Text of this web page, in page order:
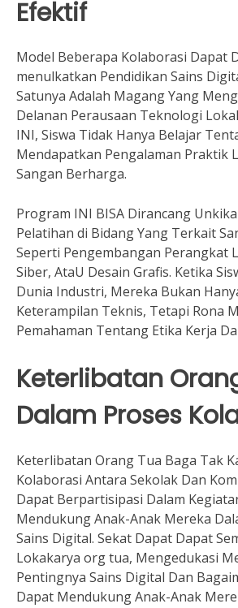
Efektif
Model Beberapa Kolaborasi Dapat
menulkatkan Pendidikan Sains
Satunya Adalah Magang Yang
Delanan Perausaan Teknologi
INI, Siswa Tidak Hanya Belajar
Mendapatkan Pengalaman Praktik
Sangan Berharga.
Program INI BISA Dirancang
Pelatihan di Bidang Yang Terkait
Seperti Pengembangan Perangkat
Siber, AtaU Desain Grafis. Ketika
Dunia Industri, Mereka Bukan
Keterampilan Teknis, Tetapi Rona
Pemahaman Tentang Etika Kerja
Keterlibatan
Dalam Proses
Keterlibatan Orang Tua Baga Tak
Kolaborasi Antara Sekolak Dan
Dapat Berpartisipasi Dalam
Mendukung Anak-Anak Mereka
Sains Digital. Sekat Dapat Dapat
Lokakarya org tua, Mengedukasi
Pentingnya Sains Digital Dan
Dapat Mendukung Anak-Anak